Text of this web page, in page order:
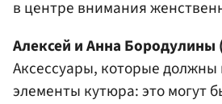
в центре внимания
Алексей и Анна
Аксессуары, которые должны
элементы кутюра: это могут